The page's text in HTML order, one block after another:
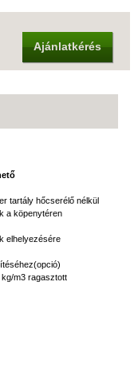
Ajánlatkérés
tartály hőcserélő nélkül
a köpenytéren
elhelyezésére
m3 ragasztott